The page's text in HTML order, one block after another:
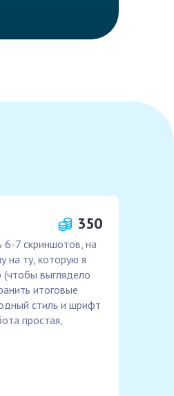
350
6-7 скриншотов, на
на ту, которую я
(чтобы выглядело
итоговые
стиль и шрифт
простая,